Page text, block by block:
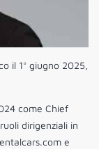
il 1° giugno 2025,
come Chief
dirigenziali in
e